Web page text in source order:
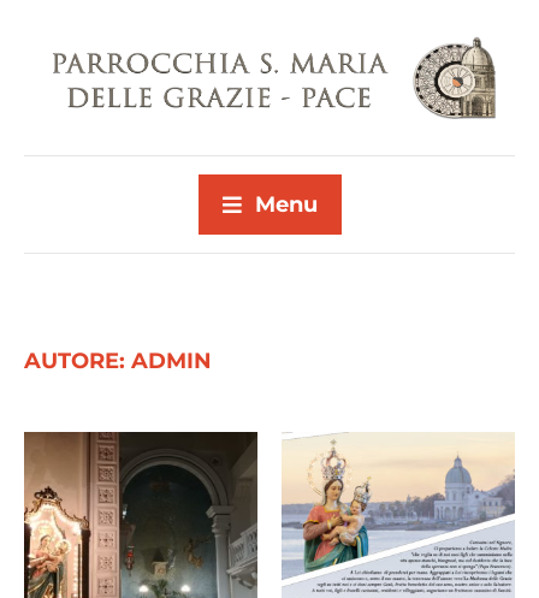
Menu
AUTORE: ADMIN